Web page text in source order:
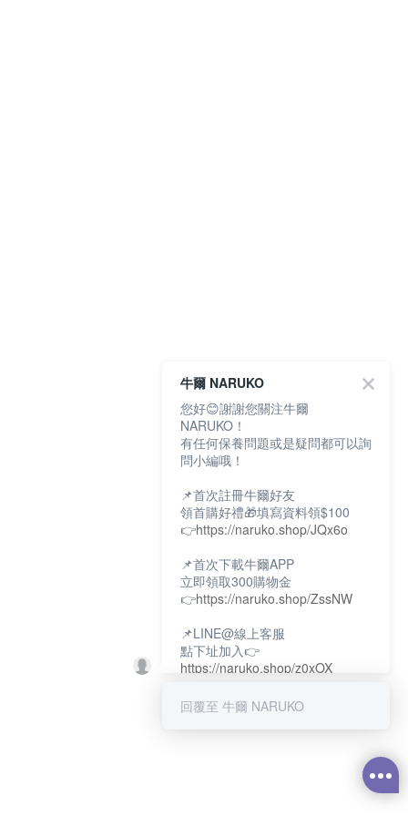
牛爾 NARUKO
您好😊謝謝您關注牛爾
NARUKO！
有任何保養問題或是疑問都可以詢
問小編哦！
📌首次註冊牛爾好友
領首購好禮🎁填寫資料領$100
👉https://naruko.shop/JQx6o
📌首次下載牛爾APP
立即領取300購物金
👉https://naruko.shop/ZssNW
📌LINE@線上客服
點下址加入👉
https://naruko.shop/z0xOX
📌電話客服：02-26581707
回覆至 牛爾 NARUKO